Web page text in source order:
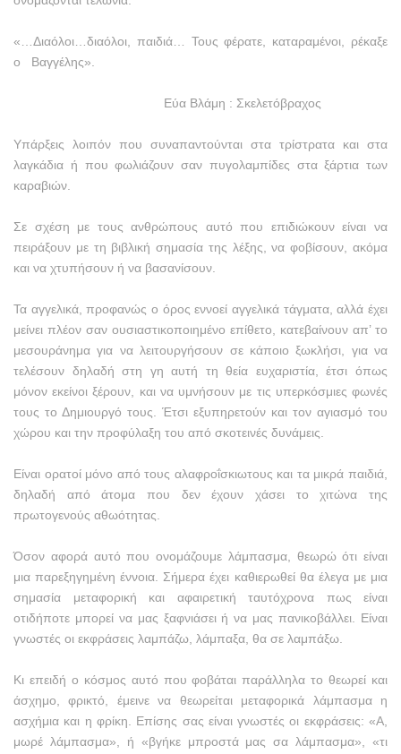
«…Διαόλοι…διαόλοι, παιδιά… Τους φέρατε, καταραμένοι, ρέκαξε
ο Βαγγέλης».
Εύα Βλάμη : Σκελετόβραχος
Υπάρξεις λοιπόν που συναπαντούνται στα τρίστρατα και στα
λαγκάδια ή που φωλιάζουν σαν πυγολαμπίδες στα ξάρτια των
καραβιών.
Σε σχέση με τους ανθρώπους αυτό που επιδιώκουν είναι να
πειράξουν με τη βιβλική σημασία της λέξης, να φοβίσουν, ακόμα
και να χτυπήσουν ή να βασανίσουν.
Τα αγγελικά, προφανώς ο όρος εννοεί αγγελικά τάγματα, αλλά έχει
μείνει πλέον σαν ουσιαστικοποιημένο επίθετο, κατεβαίνουν απ’ το
μεσουράνημα για να λειτουργήσουν σε κάποιο ξωκλήσι, για να
τελέσουν δηλαδή στη γη αυτή τη θεία ευχαριστία, έτσι όπως
μόνον εκείνοι ξέρουν, και να υμνήσουν με τις υπερκόσμιες φωνές
τους το Δημιουργό τους. Έτσι εξυπηρετούν και τον αγιασμό του
χώρου και την προφύλαξη του από σκοτεινές δυνάμεις.
Είναι ορατοί μόνο από τους αλαφροΐσκιωτους και τα μικρά παιδιά,
δηλαδή από άτομα που δεν έχουν χάσει το χιτώνα της
πρωτογενούς αθωότητας.
Όσον αφορά αυτό που ονομάζουμε λάμπασμα, θεωρώ ότι είναι
μια παρεξηγημένη έννοια. Σήμερα έχει καθιερωθεί θα έλεγα με μια
σημασία μεταφορική και αφαιρετική ταυτόχρονα πως είναι
οτιδήποτε μπορεί να μας ξαφνιάσει ή να μας πανικοβάλλει. Είναι
γνωστές οι εκφράσεις λαμπάζω, λάμπαξα, θα σε λαμπάξω.
Κι επειδή ο κόσμος αυτό που φοβάται παράλληλα το θεωρεί και
άσχημο, φρικτό, έμεινε να θεωρείται μεταφορικά λάμπασμα η
ασχήμια και η φρίκη. Επίσης σας είναι γνωστές οι εκφράσεις: «Α,
μωρέ λάμπασμα», ή «βγήκε μπροστά μας σα λάμπασμα», «τι